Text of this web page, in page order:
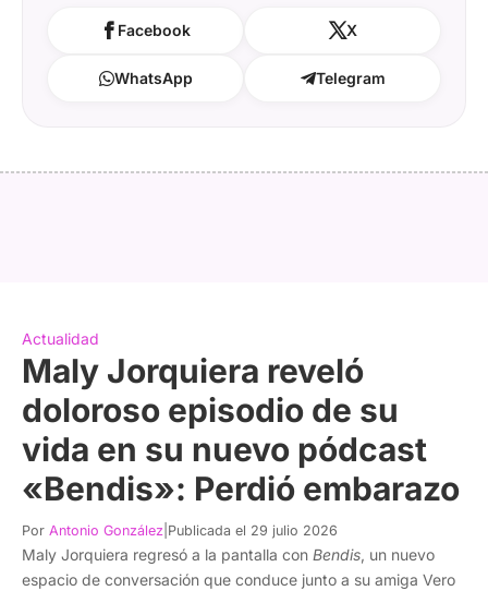
Facebook X
WhatsApp Telegram
Actualidad
Maly Jorquiera reveló
doloroso episodio de su
vida en su nuevo pódcast
«Bendis»: Perdió embarazo
Por Antonio González Publicada el 29 julio 2026
Maly Jorquiera regresó a la pantalla con Bendis, un nuevo
espacio de conversación que conduce junto a su amiga Vero